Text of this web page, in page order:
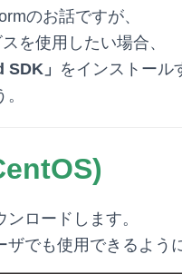
のお話ですが、
を使用したい場合、
」 をインストール
ロードします。
でも使用できるよう